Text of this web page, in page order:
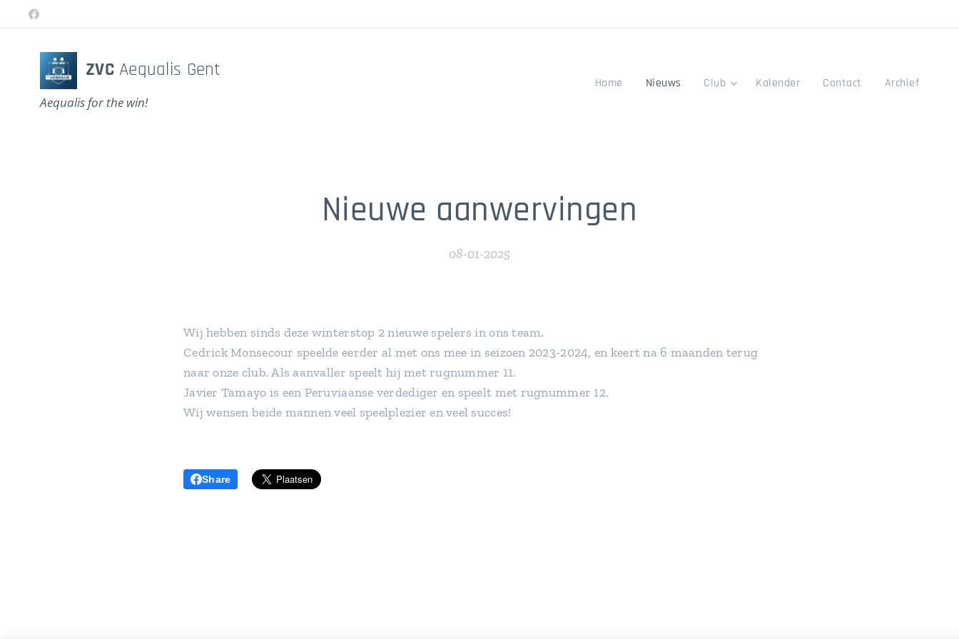
ZVCAequalis Gent
Aequalis for the win!
Home Nieuws Club Kalender Contact Archief
Nieuwe aanwervingen
08-01-2025
Wij hebben sinds deze winterstop 2 nieuwe spelers in ons team.
Cedrick Monsecour speelde eerder al met ons mee in seizoen 2023-2024, en keert na 6 maanden terug
naar onze club. Als aanvaller speelt hij met rugnummer 11.
Javier Tamayo is een Peruviaanse verdediger en speelt met rugnummer 12.
Wij wensen beide mannen veel speelplezier en veel succes!
Share